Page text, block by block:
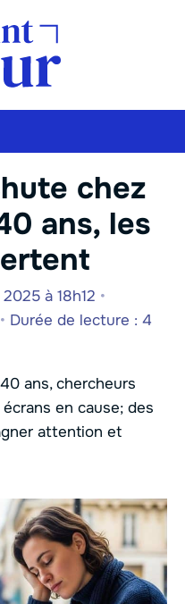
chez
ans, les
à 18h12 •
• Durée de lecture : 4
ans, chercheurs
en cause; des
attention et